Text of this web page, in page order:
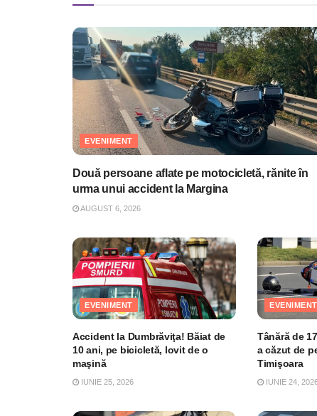
EVENIMENT
Două persoane aflate pe motocicletă, rănite în
urma unui accident la Margina
AUGUST 6, 2026
EVENIMENT
Accident la Dumbrăviţa! Băiat de
10 ani, pe bicicletă, lovit de o
maşină
IUNIE 25, 2026
EVENIMENT
Tânără de
a căzut de
Timişoara
IUNIE 24,